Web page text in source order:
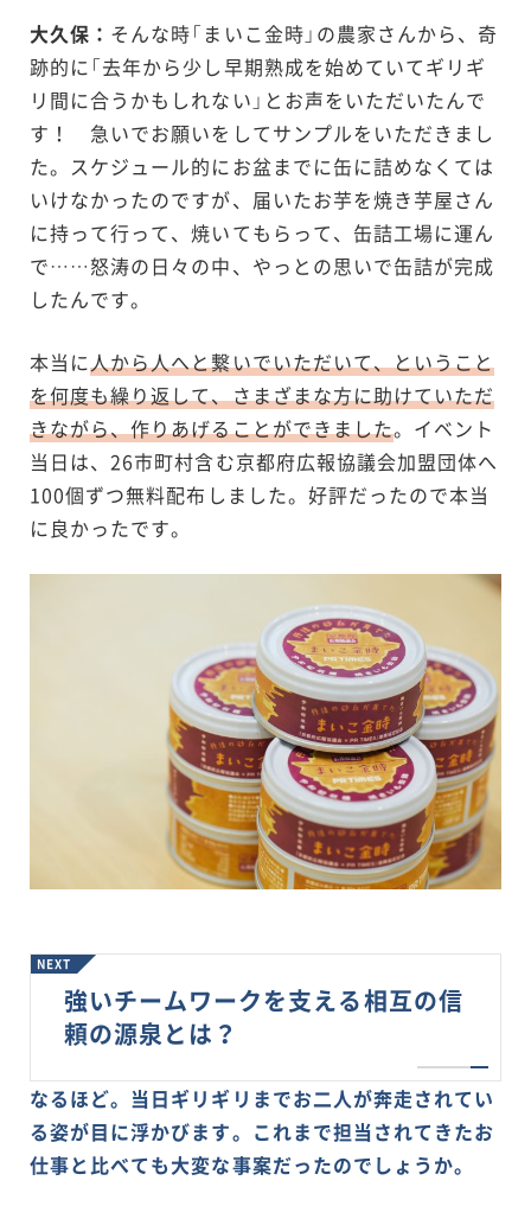
大久保： そんな時「まいこ金時」の農家さんから、奇
跡的に「去年から少し早期熟成を始めていてギリギ
リ間に合うかもしれない」とお声をいただいたんで
す！ 急いでお願いをしてサンプルをいただきまし
た。スケジュール的にお盆までに缶に詰めなくては
いけなかったのですが、届いたお芋を焼き芋屋さん
に持って行って、焼いてもらって、缶詰工場に運ん
で……怒涛の日々の中、やっとの思いで缶詰が完成
したんです。
本当に人から人へと繋いでいただいて、ということ
を何度も繰り返して、さまざまな方に助けていただ
きながら、作りあげることができました。イベント
当日は、26市町村含む京都府広報協議会加盟団体へ
100個ずつ無料配布しました。好評だったので本当
に良かったです。
NEXT
強いチームワークを支える相互の信
頼の源泉とは？
なるほど。当日ギリギリまでお二人が奔走されてい
る姿が目に浮かびます。これまで担当されてきたお
仕事と比べても大変な事案だったのでしょうか。